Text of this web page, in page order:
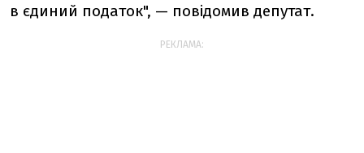
в єдиний податок", — повідомив депутат.
РЕКЛАМА: